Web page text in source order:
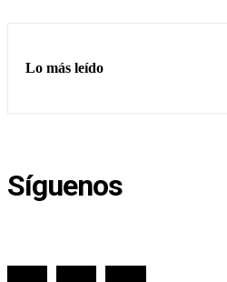
Lo más leído
Síguenos